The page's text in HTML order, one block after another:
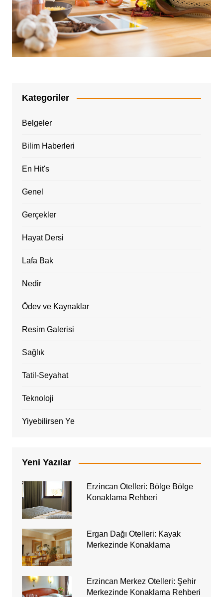
Kategoriler
Belgeler
Bilim Haberleri
En Hit's
Genel
Gerçekler
Hayat Dersi
Lafa Bak
Nedir
Ödev ve Kaynaklar
Resim Galerisi
Sağlık
Tatil-Seyahat
Teknoloji
Yiyebilirsen Ye
Yeni Yazılar
Erzincan Otelleri: Bölge Bölge
Konaklama Rehberi
Ergan Dağı Otelleri: Kayak
Merkezinde Konaklama
Erzincan Merkez Otelleri: Şehir
Merkezinde Konaklama Rehberi